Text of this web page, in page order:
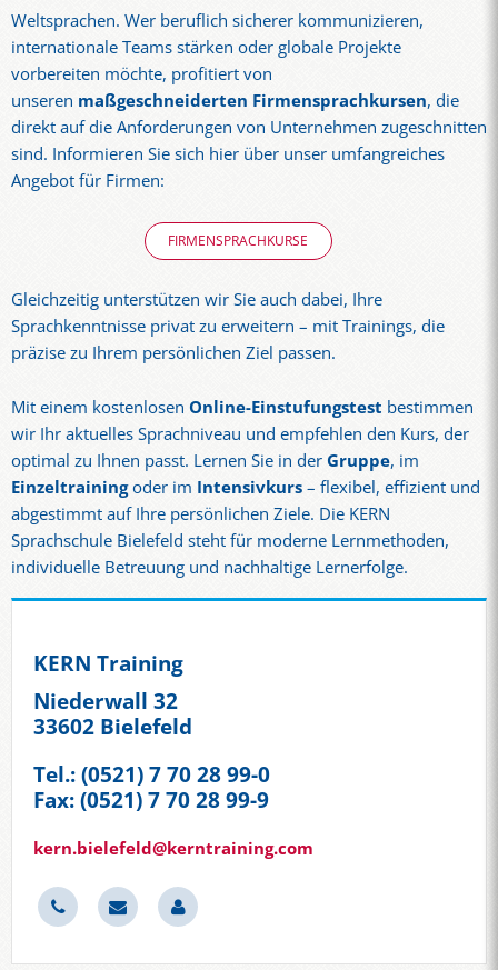
Weltsprachen. Wer beruflich sicherer kommunizieren,
internationale Teams stärken oder globale Projekte
vorbereiten möchte, profitiert von
unseren maßgeschneiderten Firmensprachkursen, die
direkt auf die Anforderungen von Unternehmen zugeschnitten
sind. Informieren Sie sich hier über unser umfangreiches
Angebot für Firmen:
FIRMENSPRACHKURSE
Gleichzeitig unterstützen wir Sie auch dabei, Ihre
Sprachkenntnisse privat zu erweitern – mit Trainings, die
präzise zu Ihrem persönlichen Ziel passen.
Mit einem kostenlosen Online-Einstufungstest bestimmen
wir Ihr aktuelles Sprachniveau und empfehlen den Kurs, der
optimal zu Ihnen passt. Lernen Sie in derGruppe, im
Einzeltrainingoder im Intensivkurs– flexibel, effizient und
abgestimmt auf Ihre persönlichen Ziele. Die KERN
Sprachschule Bielefeld steht für moderne Lernmethoden,
individuelle Betreuung und nachhaltige Lernerfolge.
KERN Training
Niederwall 32
33602 Bielefeld
Tel.: (0521) 7 70 28 99-0
Fax: (0521) 7 70 28 99-9
kern.bielefeld@kerntraining.com